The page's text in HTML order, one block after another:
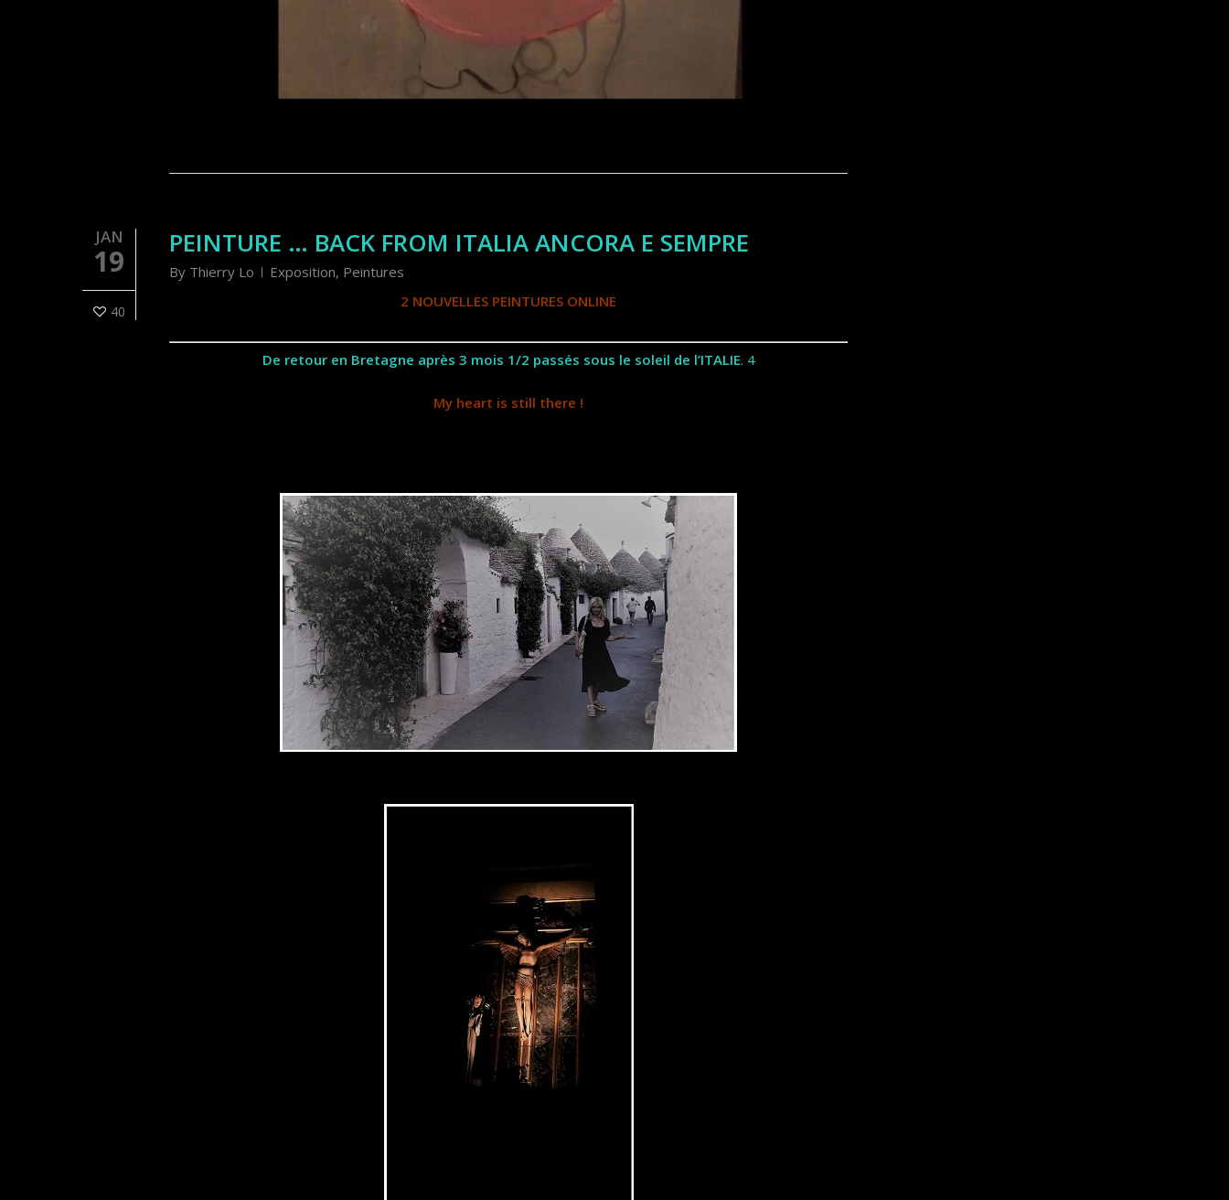
JAN
19
40
PEINTURE … BACK FROM ITALIA ANCORA E SEMPRE
By Thierry Lo Exposition, Peintures
2 NOUVELLES PEINTURES ONLINE
De retour en Bretagne après 3 mois 1/2 passés sous le soleil de l’ITALIE. 4
My heart is still there !